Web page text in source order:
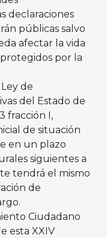
declaraciones
públicas salvo
afectar la vida
por la
de
del Estado de
fracción I,
de situación
en un plazo
siguientes a
tendrá el mismo
de
Ciudadano
esta XXIV